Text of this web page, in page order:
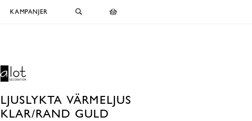
KAMPANJER
LJUSLYKTA VÄRMELJUS
KLAR/RAND GULD